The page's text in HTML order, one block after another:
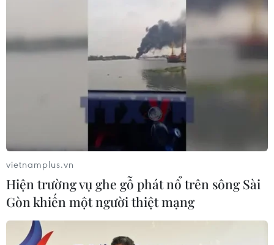
vietnamplus.vn
Hiện trường vụ ghe gỗ phát nổ trên sông Sài
Gòn khiến một người thiệt mạng